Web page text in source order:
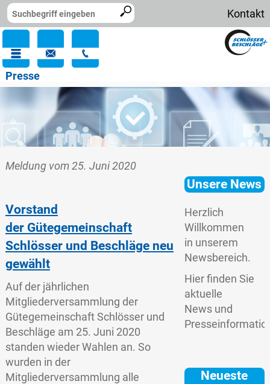
Kontakt
Presse
Meldung vom 25. Juni 2020
Vorstand
der Gütegemeinschaft
Schlösser und Beschläge neu
gewählt
Auf der jährlichen
Mitgliederversammlung der
Gütegemeinschaft Schlösser und
Beschläge am 25. Juni 2020
standen wieder Wahlen an. So
wurden in der
Mitgliederversammlung alle
Unsere News
Herzlich
Willkommen
in unserem
Newsbereich.
Hier finden Sie
aktuelle
News und
Neueste